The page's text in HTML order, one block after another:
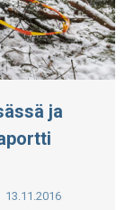
ja
13.11.2016